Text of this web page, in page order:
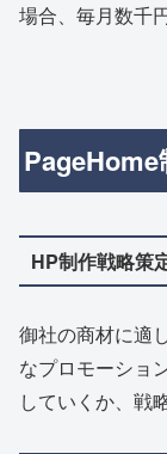
場合、毎月数千
HP制作戦略策
御社の商材に適
なプロモーショ
していくか、戦